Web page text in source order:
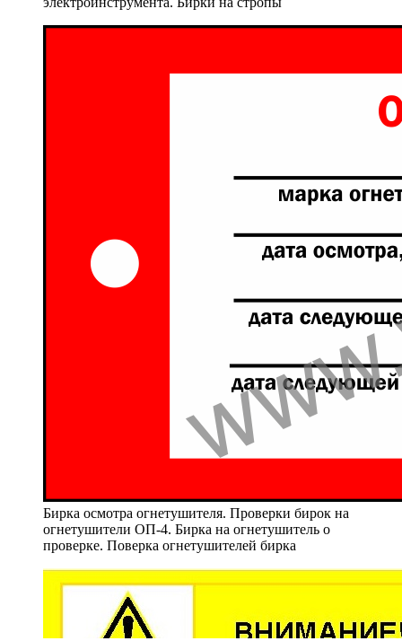
Бирка осмотра огнетушителя. Проверки бирок на
огнетушители ОП-4. Бирка на огнетушитель о
проверке. Поверка огнетушителей бирка